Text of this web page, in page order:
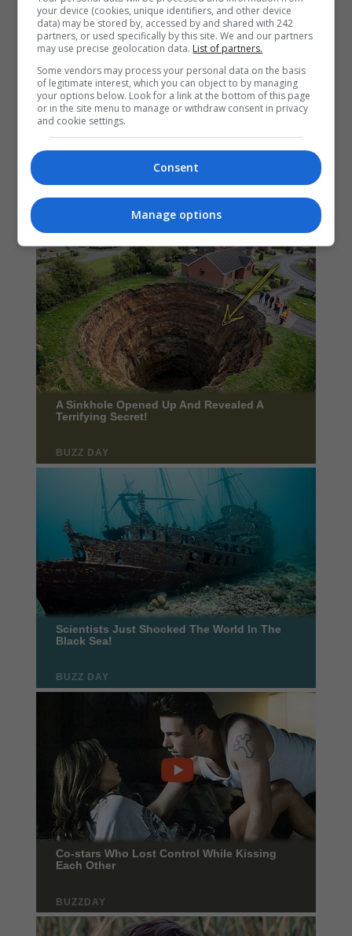
your device (cookies, unique identifiers, and other device
data) may be stored by, accessed by and shared with 242
partners, or used specifically by this site. We and our partners
may use precise geolocation data. List of partners.
Some vendors may process your personal data on the basis
of legitimate interest, which you can object to by managing
your options below. Look for a link at the bottom of this page
or in the site menu to manage or withdraw consent in privacy
and cookie settings.
Consent
Manage options